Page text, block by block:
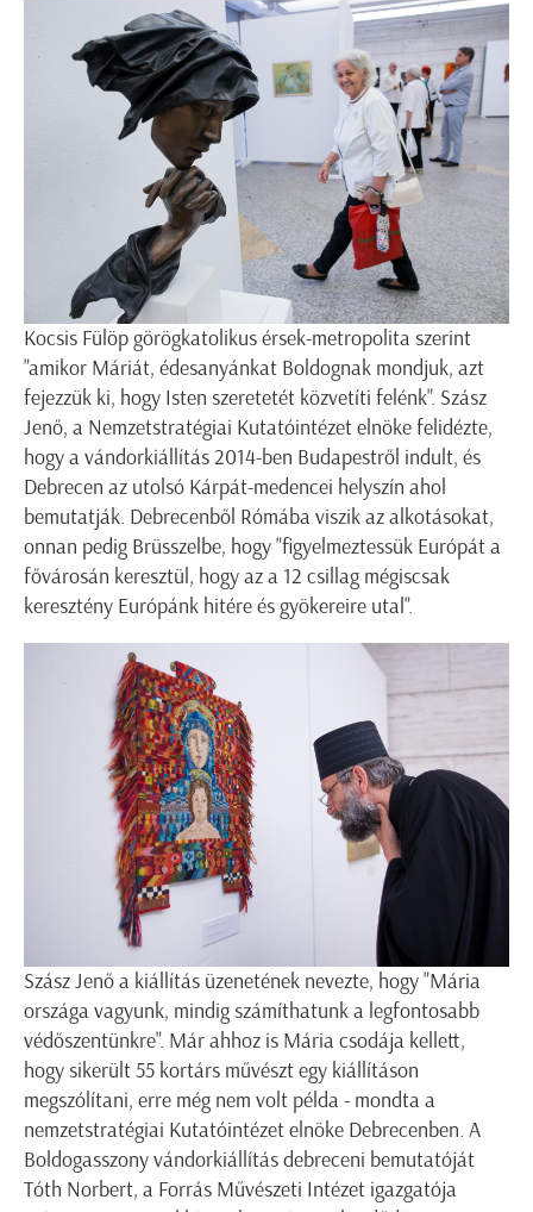
Kocsis Fülöp görögkatolikus érsek-metropolita szerint
"amikor Máriát, édesanyánkat Boldognak mondjuk, azt
fejezzük ki, hogy Isten szeretetét közvetíti felénk". Szász
Jenő, a Nemzetstratégiai Kutatóintézet elnöke felidézte,
hogy a vándorkiállítás 2014-ben Budapestről indult, és
Debrecen az utolsó Kárpát-medencei helyszín ahol
bemutatják. Debrecenből Rómába viszik az alkotásokat,
onnan pedig Brüsszelbe, hogy "figyelmeztessük Európát a
fővárosán keresztül, hogy az a 12 csillag mégiscsak
keresztény Európánk hitére és gyökereire utal".
Szász Jenő a kiállítás üzenetének nevezte, hogy "Mária
országa vagyunk, mindig számíthatunk a legfontosabb
védőszentünkre". Már ahhoz is Mária csodája kellett,
hogy sikerült 55 kortárs művészt egy kiállításon
megszólítani, erre még nem volt példa - mondta a
nemzetstratégiai Kutatóintézet elnöke Debrecenben. A
Boldogasszony vándorkiállítás debreceni bemutatóját
Tóth Norbert, a Forrás Művészeti Intézet igazgatója